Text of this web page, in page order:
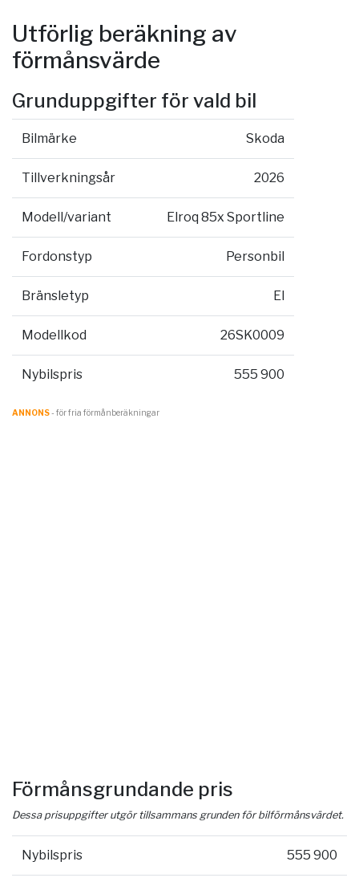
Utförlig beräkning av
förmånsvärde
Grunduppgifter för vald bil
Bilmärke Skoda
Tillverkningsår 2026
Modell/variant Elroq 85x Sportline
Fordonstyp Personbil
Bränsletyp El
Modellkod 26SK0009
Nybilspris 555 900
ANNONS- för fria förmånberäkningar
Förmånsgrundande pris
Dessa prisuppgifter utgör tillsammans grunden för bilförmånsvärdet.
Nybilspris 555 900